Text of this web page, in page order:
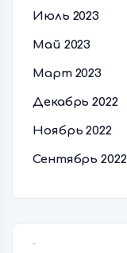
Июль 2023
Май 2023
Март 2023
Декабрь 2022
Ноябрь 2022
Сентябрь 2022